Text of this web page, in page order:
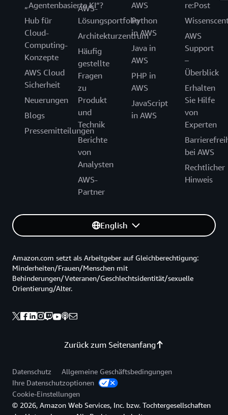
„Agentenbasierte KI“?
Hub für
Cloud-
Computing-
Konzepte
AWS Cloud
Sicherheit
Neuerungen
Blogs
Pressemitteilungen
AWS-
Lösungsportfolio
Architekturzentrum
Häufig
gestellte
Fragen
zu
Produkt
und
Technik
Berichte
von
Analysten
AWS-
Partner
AWS
Python
in AWS
Java in
AWS
PHP in
AWS
JavaScript
in AWS
re:Post
AWS
Support
–
Überblick
Erhalten
Sie Hilfe
von
Experten
bei AWS
Rechtlicher
Hinweis
English
Zurück zum Seitenanfang
Amazon.com setzt als Arbeitgeber auf Gleichberechtigung:
Minderheiten/Frauen/Menschen mit
Behinderungen/Veteranen/Geschlechtsidentität/sexuelle
Orientierung/Alter.
Datenschutz
Allgemeine Geschäftsbedingungen
Ihre Datenschutzoptionen
Cookie-Einstellungen
© 2026, Amazon Web Services, Inc. bzw. Tochtergesellschaften